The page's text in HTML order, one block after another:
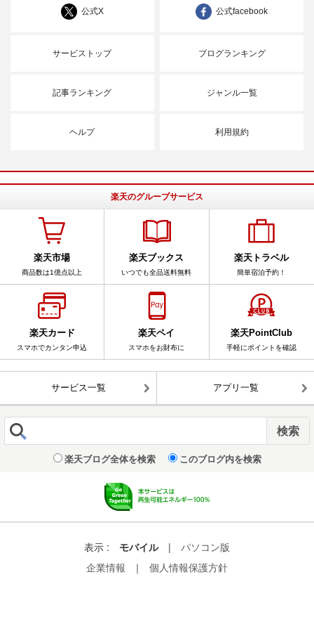
公式X 公式facebook
サービストップ ブログランキング
記事ランキング ジャンル一覧
ヘルプ 利用規約
楽天のグループサービス
楽天市場
商品数は1億点以上
楽天ブックス
いつでも全品送料無料
楽天トラベル
簡単宿泊予約！
楽天カード
スマホでカンタン申込
楽天ペイ
スマホをお財布に
楽天PointClub
手軽にポイントを確認
サービス一覧 アプリ一覧
楽天ブログ全体を検索 このブログ内を検索
表示 : モバイル |
パソコン版
企業情報
｜ 個人情報保護方針